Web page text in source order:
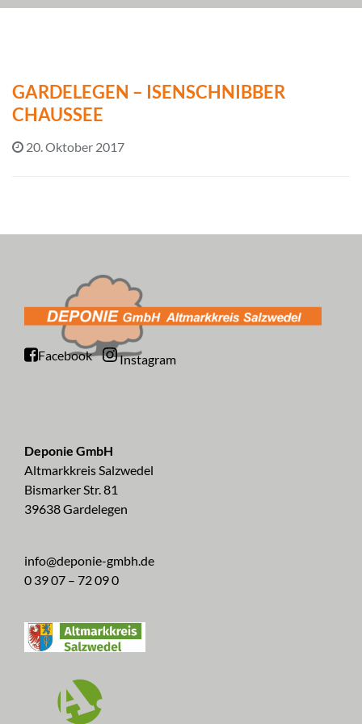
GARDELEGEN – ISENSCHNIBBER
CHAUSSEE
20. Oktober 2017
Facebook Instagram
Deponie GmbH
Altmarkkreis Salzwedel
Bismarker Str. 81
39638 Gardelegen
info@deponie-gmbh.de
0 39 07 – 72 09 0